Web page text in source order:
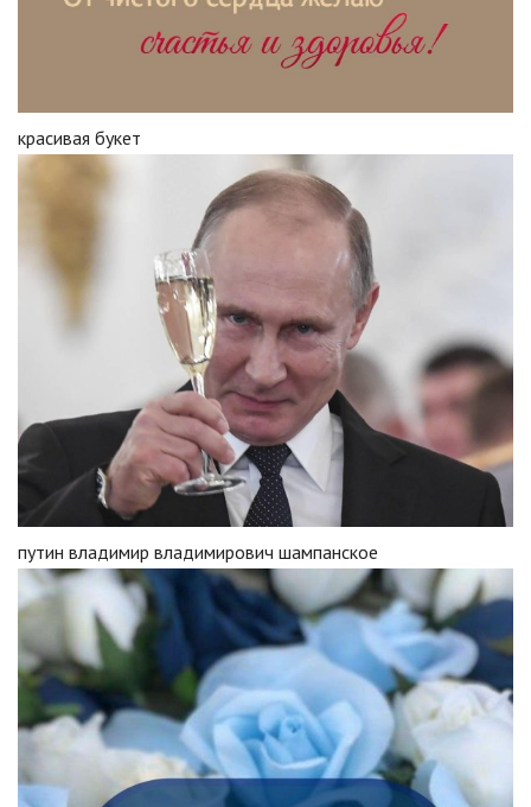
красивая букет
путин владимир владимирович шампанское